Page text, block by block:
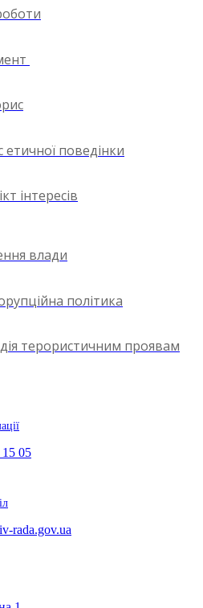
етичної поведінки
інтересів
влади
політика
терористичним проявам
05
rada.gov.ua